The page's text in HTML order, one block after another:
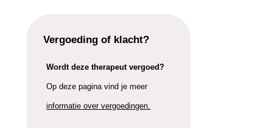
Vergoeding of klacht?
Wordt deze therapeut vergoed?
Op deze pagina vind je meer
informatie over vergoedingen.